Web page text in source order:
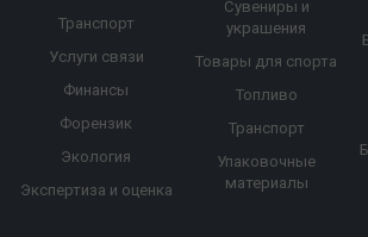
Транспорт
Услуги связи
Финансы
Форензик
Экология
Экспертиза и оценка
Сувениры и
украшения
Товары для спорта
Топливо
Транспорт
Упаковочные
материалы